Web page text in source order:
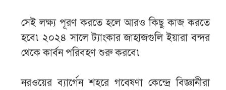
সেই লক্ষ্য পূরণ করতে হলে আরও কিছু কাজ করতে
হবে৷ ২০২৪ সালে ট্যাংকার জাহাজগুলি ইয়ারা বন্দর
থেকে কার্বন পরিবহণ শুরু করবে৷
নরওয়ের ব্যার্গেন শহরে গবেষণা কেন্দ্রে বিজ্ঞানীরা